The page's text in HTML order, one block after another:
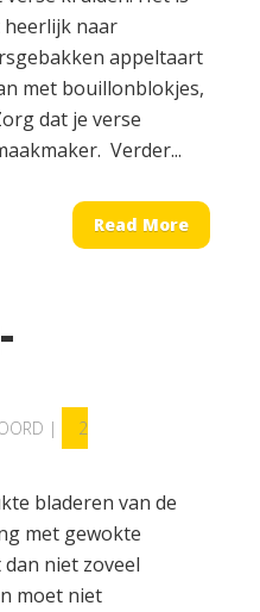
heerlijk naar
appeltaart
met bouillonblokjes,
dat je verse
Verder...
Read More
|
2
bladeren van de
met gewokte
niet zoveel
moet niet